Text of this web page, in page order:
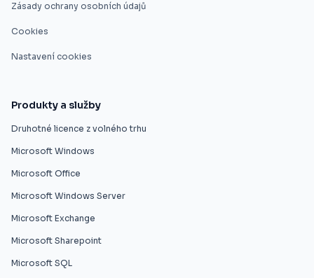
Zásady ochrany osobních údajů
Cookies
Nastavení cookies
Produkty a služby
Druhotné licence z volného trhu
Microsoft Windows
Microsoft Office
Microsoft Windows Server
Microsoft Exchange
Microsoft Sharepoint
Microsoft SQL